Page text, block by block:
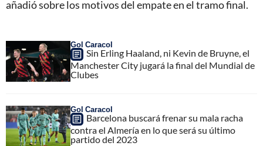
añadió sobre los motivos del empate en el tramo final.
Gol Caracol
Sin Erling Haaland, ni Kevin de Bruyne, el
Manchester City jugará la final del Mundial de
Clubes
Gol Caracol
Barcelona buscará frenar su mala racha
contra el Almería en lo que será su último
partido del 2023